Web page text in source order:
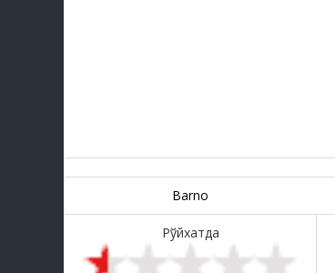
Barno
Рўйхатда